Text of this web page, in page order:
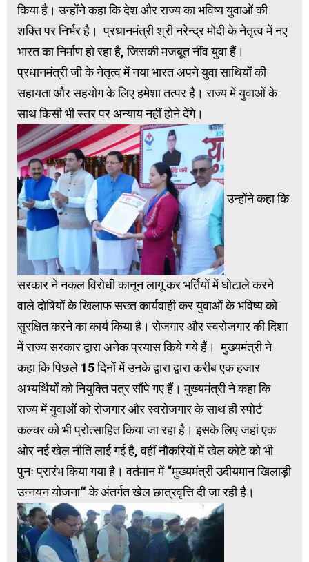
किया है। उन्होंने कहा कि देश और राज्य का भविष्य युवाओं की
शक्ति पर निर्भर है। प्रधानमंत्री श्री नरेन्द्र मोदी के नेतृत्व में नए
भारत का निर्माण हो रहा है, जिसकी मजबूत नींव युवा हैं।
प्रधानमंत्री जी के नेतृत्व में नया भारत अपने युवा साथियों की
सहायता और सहयोग के लिए हमेशा तत्पर है। राज्य में युवाओं के
साथ किसी भी स्तर पर अन्याय नहीं होने देंगे।
उन्होंने कहा कि
सरकार ने नकल विरोधी कानून लागू कर भर्तियों में घोटाले करने
वाले दोषियों के खिलाफ सख्त कार्यवाही कर युवाओं के भविष्य को
सुरक्षित करने का कार्य किया है। रोजगार और स्वरोजगार की दिशा
में राज्य सरकार द्वारा अनेक प्रयास किये गये हैं। मुख्यमंत्री ने
कहा कि पिछले 15 दिनों में उनके द्वारा द्वारा करीब एक हजार
अभ्यर्थियों को नियुक्ति पत्र सौंपे गए हैं। मुख्यमंत्री ने कहा कि
राज्य में युवाओं को रोजगार और स्वरोजगार के साथ ही स्पोर्ट
कल्चर को भी प्रोत्साहित किया जा रहा है। इसके लिए जहां एक
ओर नई खेल नीति लाई गई है, वहीं नौकरियों में खेल कोटे को भी
पुनः प्रारंभ किया गया है। वर्तमान में “मुख्यमंत्री उदीयमान खिलाड़ी
उन्नयन योजना‘‘ के अंतर्गत खेल छात्रवृत्ति दी जा रही है।